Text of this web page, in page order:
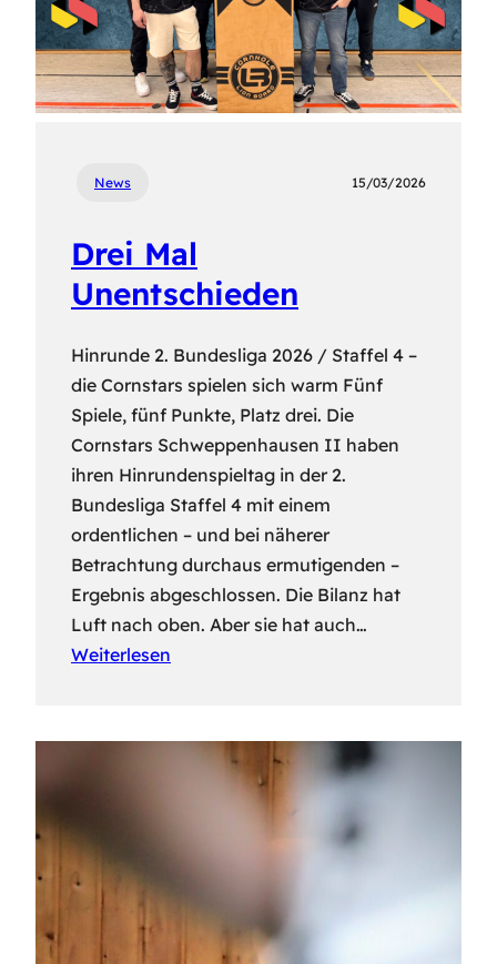
News 15/03/2026
Drei Mal
Unentschieden
Hinrunde 2. Bundesliga 2026 / Staffel 4 –
die Cornstars spielen sich warm Fünf
Spiele, fünf Punkte, Platz drei. Die
Cornstars Schweppenhausen II haben
ihren Hinrundenspieltag in der 2.
Bundesliga Staffel 4 mit einem
ordentlichen – und bei näherer
Betrachtung durchaus ermutigenden –
Ergebnis abgeschlossen. Die Bilanz hat
Luft nach oben. Aber sie hat auch…
Weiterlesen